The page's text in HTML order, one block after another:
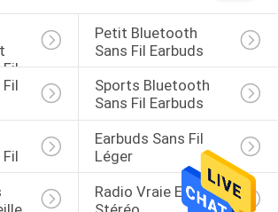
Fil
Petit Bluetooth
Sans Fil Earbuds
Sports Bluetooth
Sans Fil Earbuds
Earbuds Sans Fil
Léger
Radio Vraie Earbuds